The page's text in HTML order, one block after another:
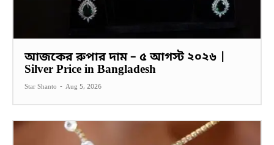
আজকের রুপার দাম – ৫ আগস্ট ২০২৬ |
Silver Price in Bangladesh
Star Shanto - Aug 5, 2026